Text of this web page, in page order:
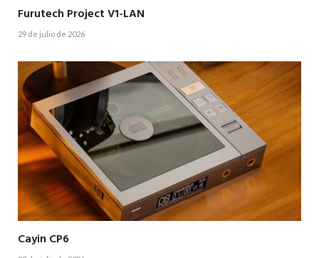
Furutech Project V1-LAN
29 de julio de 2026
Cayin CP6